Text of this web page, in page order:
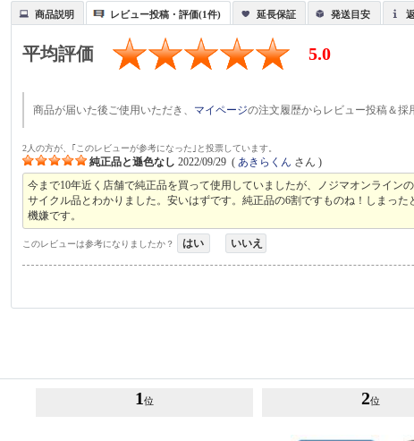
商品説明 レビュー投稿・評価(1件) 延長保証 発送目安
平均評価 5.0
商品が届いた後ご使用いただき、 マイページの注文履歴からレビュー投稿＆採
2人の方が、｢このレビューが参考になった｣と投票しています。
純正品と遜色なし 2022/09/29 (あきらくん さん )
今まで10年近く店舗で純正品を買って使用していましたが、ノジマオンライン
サイクル品とわかりました。安いはずです。純正品の6割ですものね！しまっ
機嫌です。
このレビューは参考になりましたか？ はい いいえ
1 位 2位